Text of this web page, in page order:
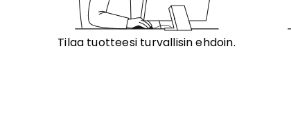
Tilaa tuotteesi turvallisin ehdoin.